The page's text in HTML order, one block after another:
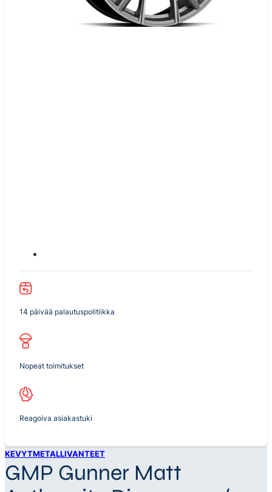
14 päivää palautuspolitiikka
Nopeat toimitukset
Reagoiva asiakastuki
KEVYTMETALLIVANTEET
GMP Gunner Matt